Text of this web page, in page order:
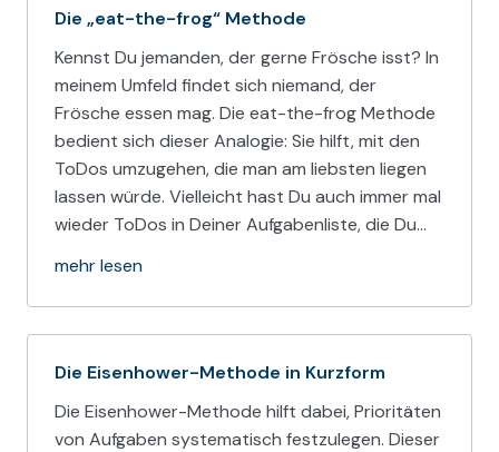
Die „eat-the-frog“ Methode
Kennst Du jemanden, der gerne Frösche isst? In
meinem Umfeld findet sich niemand, der
Frösche essen mag. Die eat-the-frog Methode
bedient sich dieser Analogie: Sie hilft, mit den
ToDos umzugehen, die man am liebsten liegen
lassen würde. Vielleicht hast Du auch immer mal
wieder ToDos in Deiner Aufgabenliste, die Du…
mehr lesen
Die Eisenhower-Methode in Kurzform
Die Eisenhower-Methode hilft dabei, Prioritäten
von Aufgaben systematisch festzulegen. Dieser